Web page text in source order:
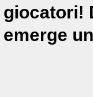
giocatori!
emerge